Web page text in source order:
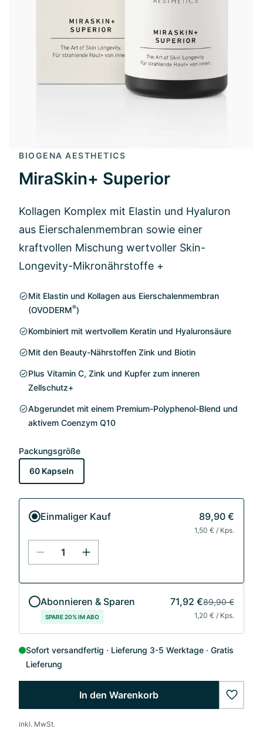
BIOGENA AESTHETICS
MiraSkin+ Superior
Kollagen Komplex mit Elastin und Hyaluron
aus Eierschalenmembran sowie einer
kraftvollen Mischung wertvoller Skin-
Longevity-Mikronährstoffe +
Mit Elastin und Kollagen aus Eierschalenmembran
(OVODERM®)
Kombiniert mit wertvollem Keratin und Hyaluronsäure
Mit den Beauty-Nährstoffen Zink und Biotin
Plus Vitamin C, Zink und Kupfer zum inneren
Zellschutz+
Abgerundet mit einem Premium-Polyphenol-Blend und
aktivem Coenzym Q10
Packungsgröße
60 Kapseln
Einmaliger Kauf 89,90 €
1,50 € / Kps.
Abonnieren & Sparen
SPARE 20% IM ABO
71,92 €89,90 €
1,20 € / Kps.
Sofort versandfertig Lieferung 3-5 Werktage
Gratis
Lieferung
In den Warenkorb
inkl. MwSt.